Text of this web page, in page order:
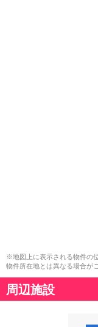
※地図上に表示される物件の
物件所在地とは異なる場合が
周辺施設